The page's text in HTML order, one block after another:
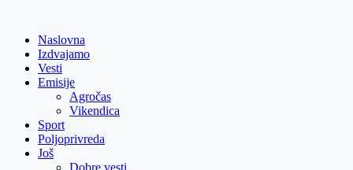
contentNaslovna
Izdvajamo
Vesti
Emisije
Agročas
Vikendica
Sport
Poljoprivreda
Još
Dobre vesti